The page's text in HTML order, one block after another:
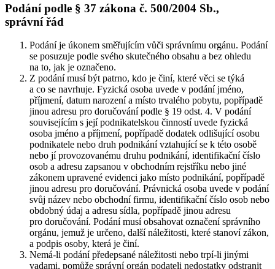
Podání podle § 37 zákona č. 500/2004 Sb.,
správní řád
Podání je úkonem směřujícím vůči správnímu orgánu. Podání
se posuzuje podle svého skutečného obsahu a bez ohledu
na to, jak je označeno.
Z podání musí být patrno, kdo je činí, které věci se týká
a co se navrhuje. Fyzická osoba uvede v podání jméno,
příjmení, datum narození a místo trvalého pobytu, popřípadě
jinou adresu pro doručování podle § 19 odst. 4. V podání
souvisejícím s její podnikatelskou činností uvede fyzická
osoba jméno a příjmení, popřípadě dodatek odlišující osobu
podnikatele nebo druh podnikání vztahující se k této osobě
nebo jí provozovanému druhu podnikání, identifikační číslo
osob a adresu zapsanou v obchodním rejstříku nebo jiné
zákonem upravené evidenci jako místo podnikání, popřípadě
jinou adresu pro doručování. Právnická osoba uvede v podání
svůj název nebo obchodní firmu, identifikační číslo osob nebo
obdobný údaj a adresu sídla, popřípadě jinou adresu
pro doručování. Podání musí obsahovat označení správního
orgánu, jemuž je určeno, další náležitosti, které stanoví zákon,
a podpis osoby, která je činí.
Nemá-li podání předepsané náležitosti nebo trpí-li jinými
vadami, pomůže správní orgán podateli nedostatky odstranit